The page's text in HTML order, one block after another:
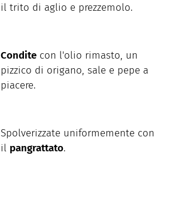
il trito di aglio e prezzemolo.
Condite con l'olio rimasto, un
pizzico di origano, sale e pepe a
piacere.
Spolverizzate uniformemente con
il pangrattato.